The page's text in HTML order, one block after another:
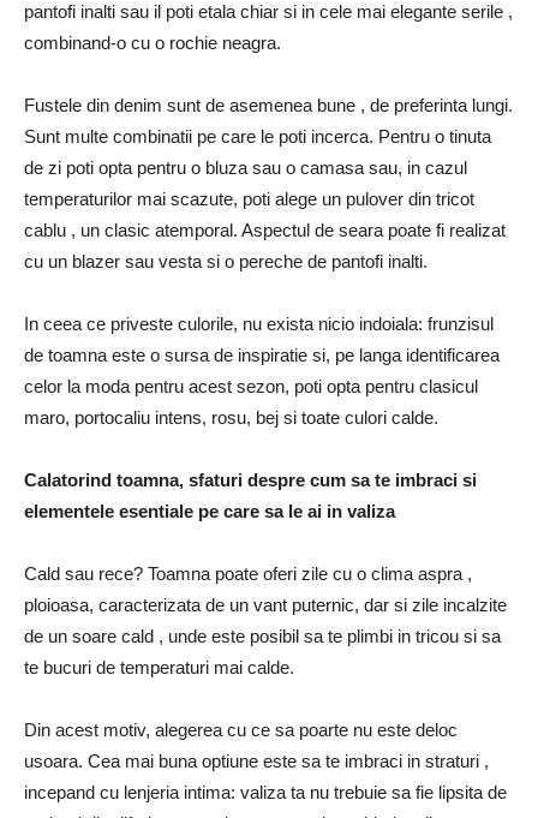
pantofi inalti sau il poti etala chiar si in cele mai elegante serile ,
combinand-o cu o rochie neagra.
Fustele din denim sunt de asemenea bune , de preferinta lungi.
Sunt multe combinatii pe care le poti incerca. Pentru o tinuta
de zi poti opta pentru o bluza sau o camasa sau, in cazul
temperaturilor mai scazute, poti alege un pulover din tricot
cablu , un clasic atemporal. Aspectul de seara poate fi realizat
cu un blazer sau vesta si o pereche de pantofi inalti.
In ceea ce priveste culorile, nu exista nicio indoiala: frunzisul
de toamna este o sursa de inspiratie si, pe langa identificarea
celor la moda pentru acest sezon, poti opta pentru clasicul
maro, portocaliu intens, rosu, bej si toate culori calde.
Calatorind toamna, sfaturi despre cum sa te imbraci si
elementele esentiale pe care sa le ai in valiza
Cald sau rece? Toamna poate oferi zile cu o clima aspra ,
ploioasa, caracterizata de un vant puternic, dar si zile incalzite
de un soare cald , unde este posibil sa te plimbi in tricou si sa
te bucuri de temperaturi mai calde.
Din acest motiv, alegerea cu ce sa poarte nu este deloc
usoara. Cea mai buna optiune este sa te imbraci in straturi ,
incepand cu lenjeria intima: valiza ta nu trebuie sa fie lipsita de